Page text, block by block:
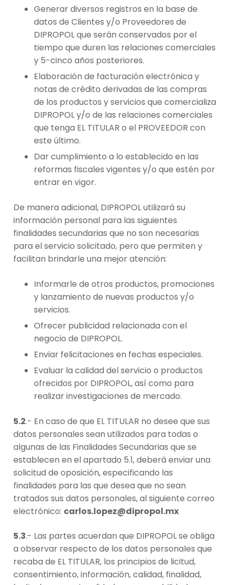
Generar diversos registros en la base de
datos de Clientes y/o Proveedores de
DIPROPOL que serán conservados por el
tiempo que duren las relaciones comerciales
y 5-cinco años posteriores.
Elaboración de facturación electrónica y
notas de crédito derivadas de las compras
de los productos y servicios que comercializa
DIPROPOL y/o de las relaciones comerciales
que tenga EL TITULAR o el PROVEEDOR con
este último.
Dar cumplimiento a lo establecido en las
reformas fiscales vigentes y/o que estén por
entrar en vigor.
De manera adicional, DIPROPOL utilizará su
información personal para las siguientes
finalidades secundarias que no son necesarias
para el servicio solicitado, pero que permiten y
facilitan brindarle una mejor atención:
Informarle de otros productos, promociones
y lanzamiento de nuevas productos y/o
servicios.
Ofrecer publicidad relacionada con el
negocio de DIPROPOL.
Enviar felicitaciones en fechas especiales.
Evaluar la calidad del servicio o productos
ofrecidos por DIPROPOL, así como para
realizar investigaciones de mercado.
5.2.- En caso de que EL TITULAR no desee que sus
datos personales sean utilizados para todas o
algunas de las Finalidades Secundarias que se
establecen en el apartado 5.1, deberá enviar una
solicitud de oposición, especificando las
finalidades para las que desea que no sean
tratados sus datos personales, al siguiente correo
electrónico: carlos.lopez@dipropol.mx
5.3.- Las partes acuerdan que DIPROPOL se obliga
a observar respecto de los datos personales que
recaba de EL TITULAR, los principios de licitud,
consentimiento, información, calidad, finalidad,